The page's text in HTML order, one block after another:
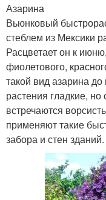
Азарина
Вьюнковый
стеблем из Мексики
Расцветает он к
фиолетового,
такой вид азарина
растения гладкие,
встречаются
применяют такие
забора и стен зданий.